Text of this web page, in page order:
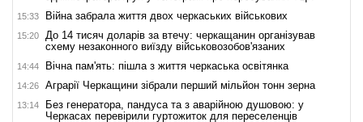
15:33 Війна забрала життя двох черкаських військових
15:20
До 14 тисяч доларів за втечу: черкащанин організував
схему незаконного виїзду військовозобов'язаних
14:44 Вічна пам'ять: пішла з життя черкаська освітянка
14:26 Аграрії Черкащини зібрали перший мільйон тонн зерна
13:14
Без генератора, пандуса та з аварійною душовою: у
Черкасах перевірили гуртожиток для переселенців